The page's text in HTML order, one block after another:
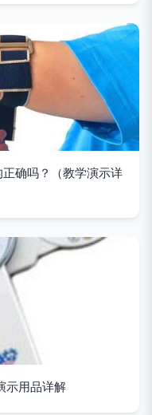
确吗？（教学演示详
示用品详解